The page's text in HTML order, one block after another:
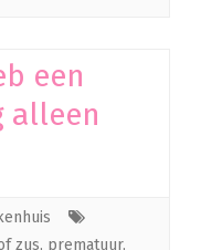
een
alleen
zus, prematuur,